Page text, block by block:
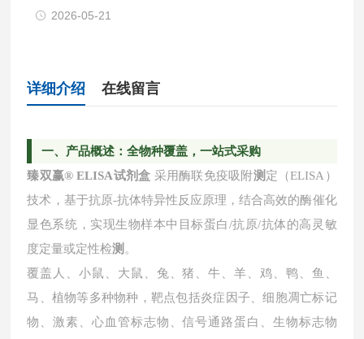
2026-05-21
详细介绍 在线留言
一、产品概述：全物种覆盖，一站式采购
臻双赢® ELISA试剂盒 采用酶联免疫吸附测 定（ELISA）
技术，基于抗原-抗体特异性反应原理，结合高效的酶催化
显色系统，实现生物样本中目标蛋白/抗原/抗体的高灵敏
度定量或定性检测 。
覆盖人、小鼠、大鼠、兔、猪、牛、羊、鸡、鸭、鱼、
马、植物等多种物种，靶点包括炎症因子、细胞凋亡标记
物、激素、心血管标志物、信号通路蛋白、生物标志物